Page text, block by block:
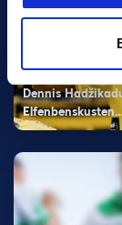
VM-
och
Dennis
Elfenbenskusten…